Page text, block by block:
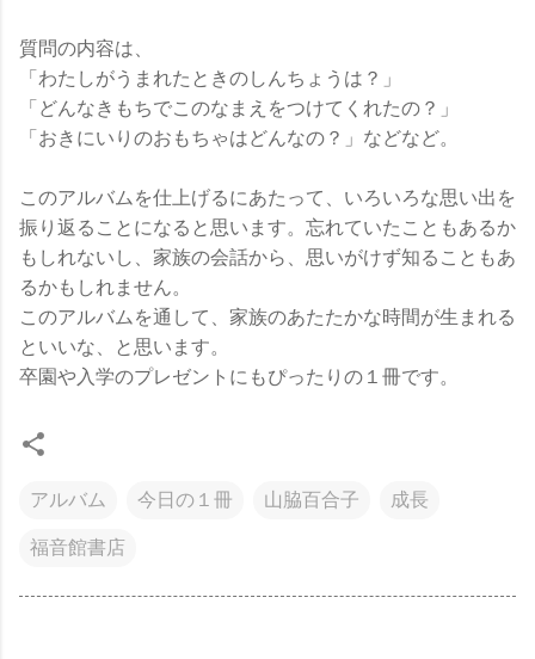
質問の内容は、
「わたしがうまれたときのしんちょうは？」
「どんなきもちでこのなまえをつけてくれたの？」
「おきにいりのおもちゃはどんなの？」などなど。
このアルバムを仕上げるにあたって、いろいろな思い出を
振り返ることになると思います。忘れていたこともあるか
もしれないし、家族の会話から、思いがけず知ることもあ
るかもしれません。
このアルバムを通して、家族のあたたかな時間が生まれる
といいな、と思います。
卒園や入学のプレゼントにもぴったりの１冊です。
アルバム 今日の１冊 山脇百合子 成長
福音館書店